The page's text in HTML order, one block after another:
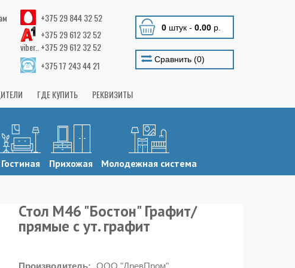
+375 29 844 32 52
+375 29 612 32 52
viber.. +375 29 612 32 52
+375 17 243 44 21
0штук - 0.00р.
Сравнить (0)
ГДЕ КУПИТЬ РЕКВИЗИТЫ
Гостиная Прихожая Молодежная система
Стол М46 "Бостон" Графит/
прямые с ут. графит
Производитель: ООО "ДревПром"